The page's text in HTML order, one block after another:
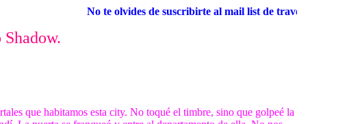
No te olvides de suscribirte al mail list de travestis en el Indice
que habitamos esta city. No toqué el timbre, sino que golpeé la